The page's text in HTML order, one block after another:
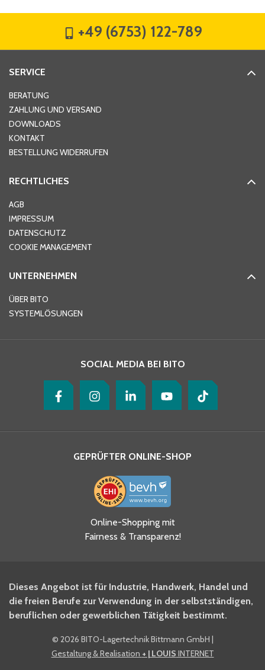
Hausnummer
Ort*
Telefon
Ja, ich habe die
Datenschutzhinweise gelesen
und akzeptiere diese.
BITO Newsletter Fachwissen
Intralogistiker anmelden.
Ja, ich möchte mich für den
BITO Shop-Newsletter
+49 (6753) 122-789
SERVICE
BERATUNG
ZAHLUNG UND VERSAND
DOWNLOADS
KONTAKT
BESTELLUNG WIDERRUFEN
RECHTLICHES
AGB
IMPRESSUM
DATENSCHUTZ
COOKIE MANAGEMENT
UNTERNEHMEN
ÜBER BITO
SYSTEMLÖSUNGEN
SOCIAL MEDIA BEI BITO
GEPRÜFTER ONLINE-SHOP
Online-Shopping mit
Fairness & Transparenz!
Dieses Angebot ist für Industrie, Handwerk, Handel und
die freien Berufe zur Verwendung in der selbstständigen,
beruflichen oder gewerblichen Tätigkeit bestimmt.
© 2026 BITO-Lagertechnik Bittmann GmbH |
Gestaltung & Realisation + | LOUIS INTERNET